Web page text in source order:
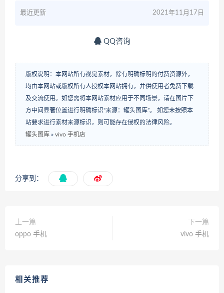
最近更新 2021年11月17日
QQ咨询
版权说明：本网站所有视觉素材，除有明确标明的付费资源外，
均由本网站或版权所有人授权本网站拥有，并供使用者免费下载
及交流使用。如您需将本网站素材应用于不同场景，请在图片下
方中间显著位置进行明确标识“来源：罐头图库”。 如您未按照本
站要求进行素材来源标识，则可能存在侵权的法律风险。
罐头图库 » vivo 手机店
分享到：
上一篇
oppo 手机
下一篇
vivo 手机
相关推荐